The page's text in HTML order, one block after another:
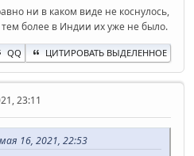
ни в каком виде не коснулось,
более в Индии их уже не было.
QQ ЦИТИРОВАТЬ ВЫДЕЛЕННОЕ
23:11
16, 2021, 22:53